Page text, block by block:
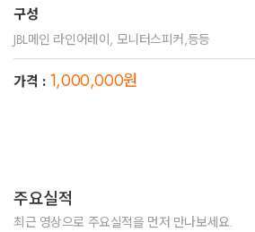
구성
JBL메인 라인어레이, 모니터스피커,등등
가격 : 1,000,000원
주요실적
최근 영상으로 주요실적을 먼저 만나보세요.